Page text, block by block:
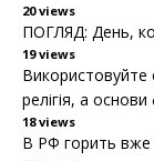
20 views
ПОГЛЯД: День,
19 views
Використовуйте
релігія, а основи
18 views
В РФ горить вже